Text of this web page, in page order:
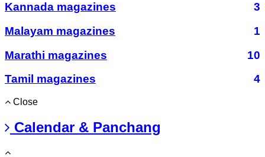
Kannada magazines
3
Malayam magazines
1
Marathi magazines
10
Tamil magazines
4
Close
Calendar & Panchang